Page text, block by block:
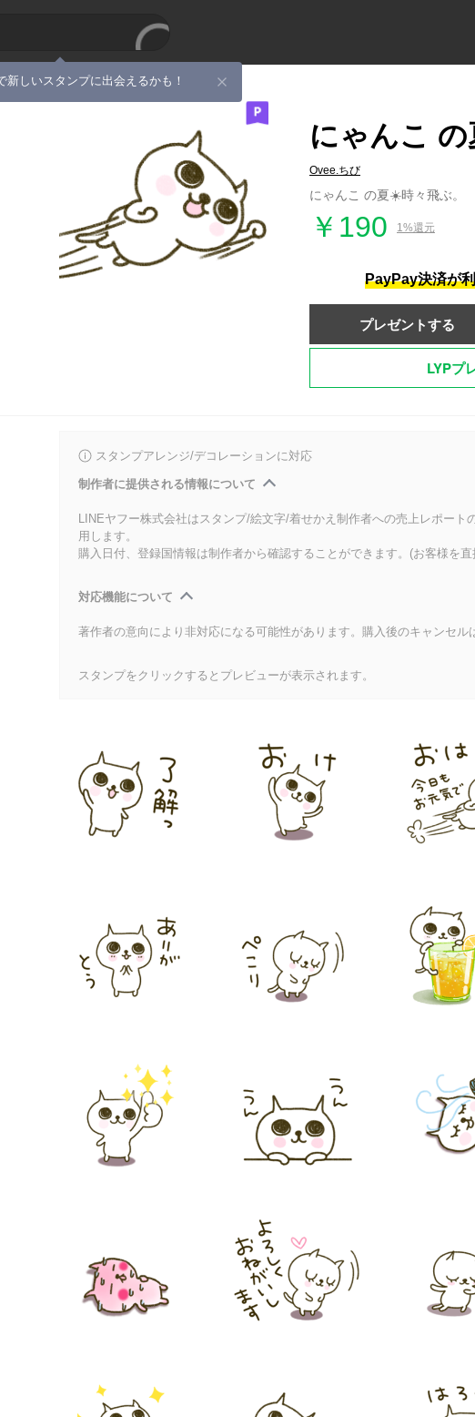
新しいスタンプに出会えるかも！
にゃんこ
Ovee.ちび
にゃんこ の夏☀️時々飛ぶ。
￥190 1%還元
PayPay決済が
プレゼントする
LYPプ
スタンプアレンジ/デコレーションに対応
制作者に提供される情報について
LINEヤフー株式会社はスタンプ/絵文字/着せかえ制作者への売上レポート
用します。
購入日付、登録国情報は制作者から確認することができます。(お客様を
対応機能について
著作者の意向により非対応になる可能性があります。購入後のキャンセル
スタンプをクリックするとプレビューが表示されます。